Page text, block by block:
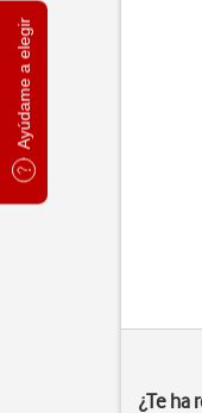
Ayúdame a elegir
¿Te ha